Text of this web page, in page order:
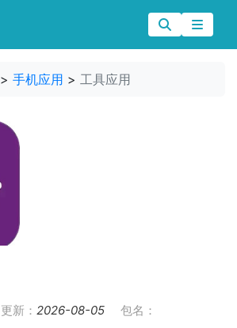
> 手机应用 > 工具应用
更新： 2026-08-05
包名：